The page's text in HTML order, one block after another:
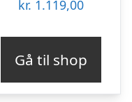
kr. 1.119,00
Gå til shop